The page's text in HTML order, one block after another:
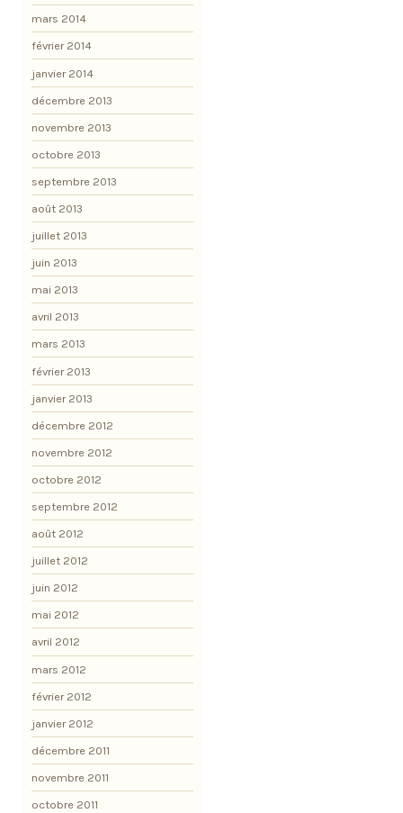
mars 2014
février 2014
janvier 2014
décembre 2013
novembre 2013
octobre 2013
septembre 2013
août 2013
juillet 2013
juin 2013
mai 2013
avril 2013
mars 2013
février 2013
janvier 2013
décembre 2012
novembre 2012
octobre 2012
septembre 2012
août 2012
juillet 2012
juin 2012
mai 2012
avril 2012
mars 2012
février 2012
janvier 2012
décembre 2011
novembre 2011
octobre 2011